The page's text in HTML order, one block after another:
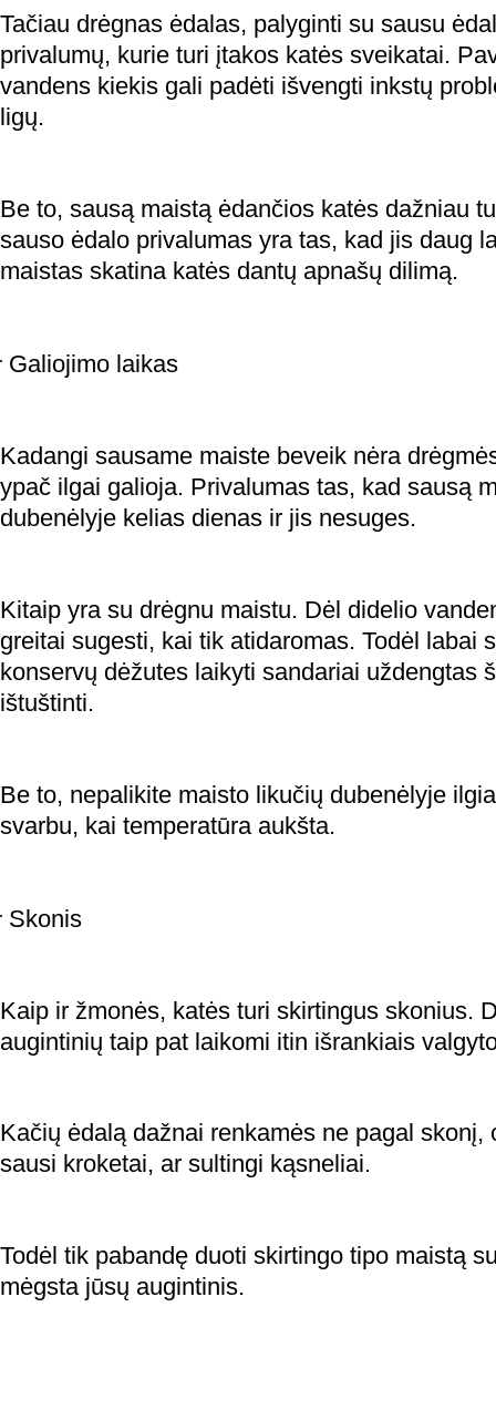
Tačiau drėgnas ėdalas, palyginti su sausu
privalumų, kurie turi įtakos katės sveikatai.
vandens kiekis gali padėti išvengti inkstų
ligų.
Be to, sausą maistą ėdančios katės dažniau
sauso ėdalo privalumas yra tas, kad jis daug
maistas skatina katės dantų apnašų dilimą.
Galiojimo laikas
Kadangi sausame maiste beveik nėra
ypač ilgai galioja. Privalumas tas, kad sausą
dubenėlyje kelias dienas ir jis nesuges.
Kitaip yra su drėgnu maistu. Dėl didelio
greitai sugesti, kai tik atidaromas. Todėl labai
konservų dėžutes laikyti sandariai uždengtas
ištuštinti.
Be to, nepalikite maisto likučių dubenėlyje
svarbu, kai temperatūra aukšta.
Skonis
Kaip ir žmonės, katės turi skirtingus skonius.
augintinių taip pat laikomi itin išrankiais
Kačių ėdalą dažnai renkamės ne pagal skonį,
sausi kroketai, ar sultingi kąsneliai.
Todėl tik pabandę duoti skirtingo tipo maistą
mėgsta jūsų augintinis.